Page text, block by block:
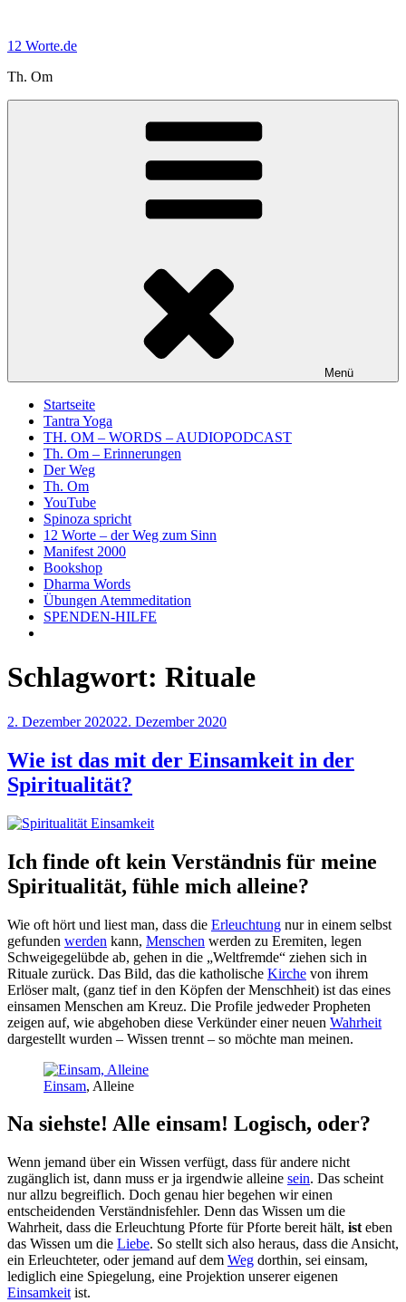
springen
12 Worte.de
Th. Om
Menü
Startseite
Tantra Yoga
TH. OM – WORDS – AUDIOPODCAST
Th. Om – Erinnerungen
Der Weg
Th. Om
YouTube
Spinoza spricht
12 Worte – der Weg zum Sinn
Manifest 2000
Bookshop
Dharma Words
Übungen Atemmeditation
SPENDEN-HILFE
Schlagwort: Rituale
Veröffentlicht
2. Dezember 202022. Dezember 2020
Wie ist das mit der Einsamkeit in der
Spiritualität?
Ich finde oft kein Verständnis für meine
Spiritualität, fühle mich alleine?
Wie oft hört und liest man, dass die Erleuchtung nur in einem selbst
gefunden werden kann, Menschen werden zu Eremiten, legen
Schweigegelübde ab, gehen in die „Weltfremde“ ziehen sich in
Rituale zurück. Das Bild, das die katholische Kirche von ihrem
Erlöser malt, (ganz tief in den Köpfen der Menschheit) ist das eines
einsamen Menschen am Kreuz. Die Profile jedweder Propheten
zeigen auf, wie abgehoben diese Verkünder einer neuen Wahrheit
dargestellt wurden – Wissen trennt – so möchte man meinen.
Einsam, Alleine
Na siehste! Alle einsam! Logisch, oder?
Wenn jemand über ein Wissen verfügt, dass für andere nicht
zugänglich ist, dann muss er ja irgendwie alleine sein. Das scheint
nur allzu begreiflich. Doch genau hier begehen wir einen
entscheidenden Verständnisfehler. Denn das Wissen um die
Wahrheit, dass die Erleuchtung Pforte für Pforte bereit hält, ist eben
das Wissen um die Liebe. So stellt sich also heraus, dass die Ansicht,
ein Erleuchteter, oder jemand auf dem Weg dorthin, sei einsam,
lediglich eine Spiegelung, eine Projektion unserer eigenen
Einsamkeit ist.